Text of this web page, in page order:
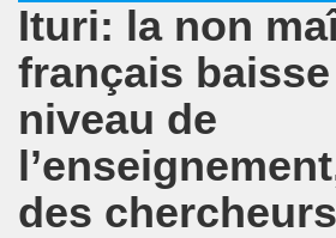
Ituri: la non
français
niveau de
des chercheurs